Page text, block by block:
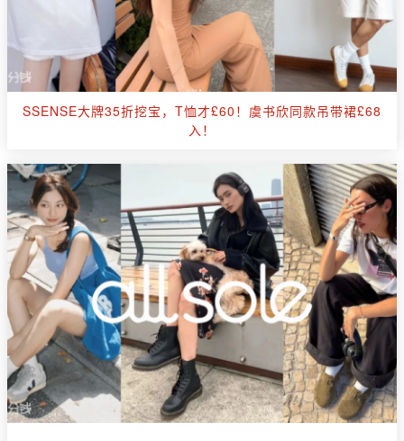
SSENSE大牌35折挖宝，T恤才£60！虞书欣同款吊带裙£68
入！